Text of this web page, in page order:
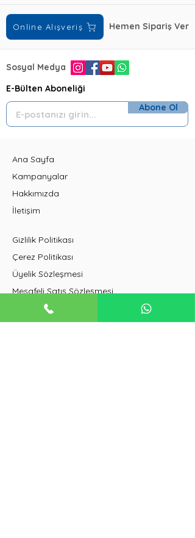
Online Alışveriş Hemen Sipariş Ver
Sosyal Medya
E-Bülten Aboneliği
Abone Ol
Ana Sayfa
Kampanyalar
Hakkımızda
İletişim
Gizlilik Politikası
Çerez Politikası
Üyelik Sözleşmesi
Mesafeli Satış Sözleşmesi
İptal ve İade Koşulları